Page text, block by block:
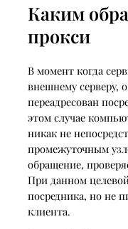
Каким
прокси
В момент когда
внешнему серверу,
переадресован
этом случае
никак не
промежуточным
обращение,
При данном целевой
посредника, но не
клиента.